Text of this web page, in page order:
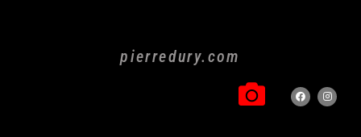
pierredury.com